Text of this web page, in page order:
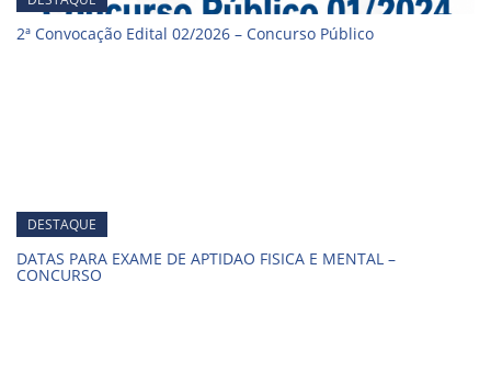
2ª Convocação Edital 02/2026 – Concurso Público
DESTAQUE
DATAS PARA EXAME DE APTIDAO FISICA E MENTAL –
CONCURSO